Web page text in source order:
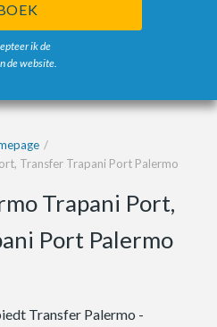
ik de
de website.
Transfer Trapani Port Palermo
Trapani Port,
Port Palermo
Transfer Palermo -